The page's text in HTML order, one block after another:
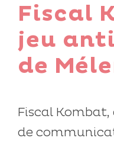
Fiscal
jeu
de
Fiscal Kombat,
de